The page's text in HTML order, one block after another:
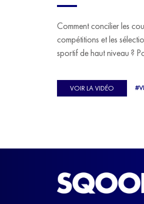
Comment concilier les
compétitions et les
sportif de haut niveau ?
Ulysse Soriano, vice-
ball, qui a failli
VOIR LA VIDÉO